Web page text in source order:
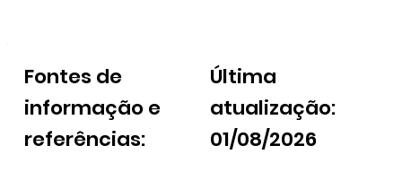
Fontes de
informação e
referências:
Última
atualização:
01/08/2026